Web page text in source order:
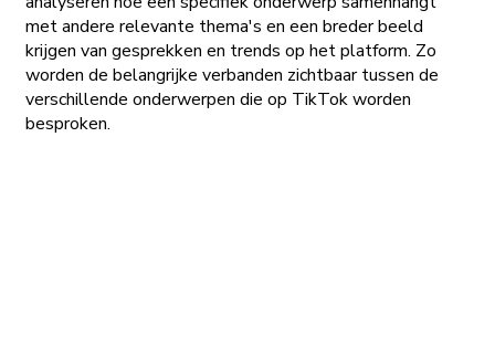
met andere relevante thema's en een breder beeld
krijgen van gesprekken en trends op het platform. Zo
worden de belangrijke verbanden zichtbaar tussen de
verschillende onderwerpen die op TikTok worden
besproken.